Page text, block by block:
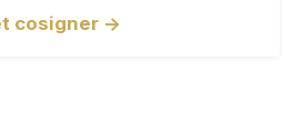
cosigner →